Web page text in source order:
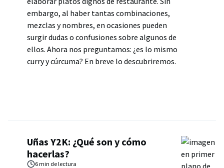
embargo, al haber tantas combinaciones,
mezclas y nombres, en ocasiones pueden
surgir dudas o confusiones sobre algunos de
ellos. Ahora nos preguntamos: ¿es lo mismo
curry y cúrcuma? En breve lo descubriremos.
Uñas Y2K: ¿Qué son y cómo
hacerlas?
6 min de lectura